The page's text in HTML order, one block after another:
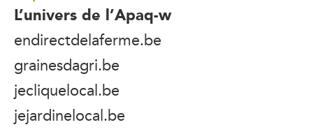
L’univers de l’Apaq-w
endirectdelaferme.be
grainesdagri.be
jecliquelocal.be
jejardinelocal.be